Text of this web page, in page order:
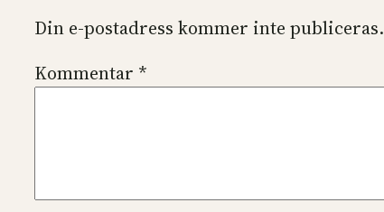
Din e-postadress kommer inte publiceras.
Kommentar *